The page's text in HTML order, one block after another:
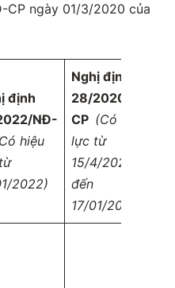
ngày 01/3/2020 của
định
NĐ-
hiệu
2022)
Nghị định
28/2020/NĐ-
CP (Có hiệu
lực từ
15/4/2020
đến
17/01/2022)